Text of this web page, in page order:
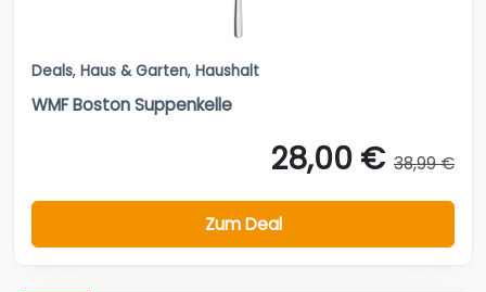
Deals, Haus & Garten, Haushalt
WMF Boston Suppenkelle
28,00 € 38,99 €
Zum Deal